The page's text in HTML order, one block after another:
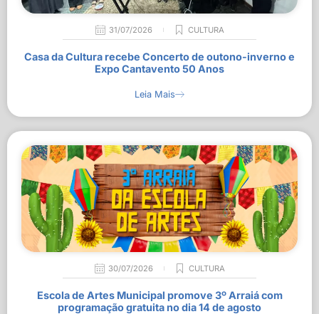
31/07/2026 CULTURA
Casa da Cultura recebe Concerto de outono-inverno e
Expo Cantavento 50 Anos
Leia Mais
30/07/2026 CULTURA
Escola de Artes Municipal promove 3º Arraiá com
programação gratuita no dia 14 de agosto